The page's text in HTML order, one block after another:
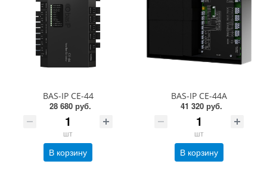
BAS-IP CE-44
28 680 руб.
шт
В корзину
BAS-IP CE-44A
41 320 руб.
шт
В корзину